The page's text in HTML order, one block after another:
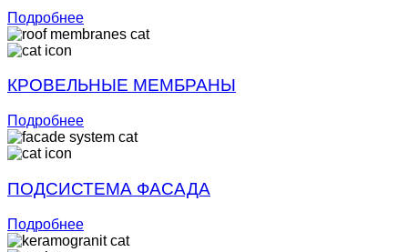
Подробнее
КРОВЕЛЬНЫЕ МЕМБРАНЫ
Подробнее
ПОДСИСТЕМА ФАСАДА
Подробнее